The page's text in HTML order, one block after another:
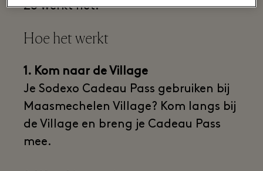
Zo werkt het!
Hoe het werkt
1. Kom naar de Village
Je Sodexo Cadeau Pass gebruiken bij
Maasmechelen Village? Kom langs bij
de Village en breng je Cadeau Pass
mee.